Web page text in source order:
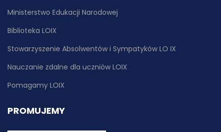
Ministerstwo Edukacji Narodowej
Biblioteka LOIX
Stowarzyszenie Absolwentów i Sympatyków LO IX
Nauczanie zdalne dla uczniów LOIX
Pomagamy LOIX
PROMUJEMY